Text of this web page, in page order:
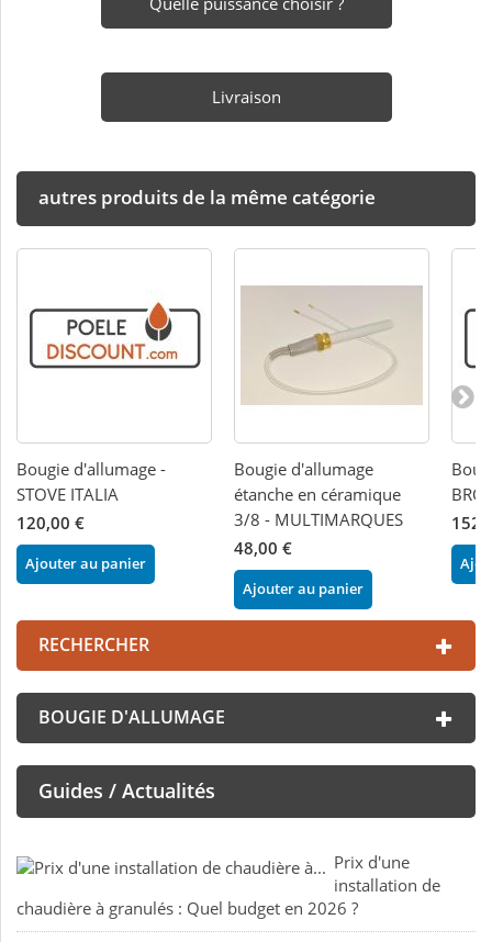
Livraison
autres produits de la même catégorie
Bougie d'allumage -
STOVE ITALIA
120,00 €
Ajouter au panier
Bougie d'allumage
étanche en céramique
3/8 - MULTIMARQUES
48,00 €
Ajouter au panier
RECHERCHER
BOUGIE D'ALLUMAGE
Guides / Actualités
Prix d'une
installation de
chaudière à granulés : Quel budget en 2026 ?